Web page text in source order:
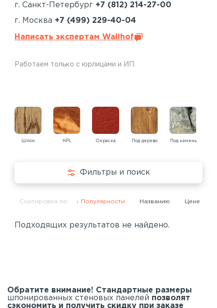
г. Санкт-Петербург +7 (812) 214-27-00
г. Москва +7 (499) 229-40-04
Написать экспертам Wallhof
Работаем только с юрлицами и ИП.
Шпон HPL Окраска Под дерево Под камень
Фильтры и поиск
Сортировка по: Популярности Названию Цене
Подходящих результатов не найдено.
Обратите внимание! Стандартные размеры
шпонированных стеновых панелей позволят
сэкономить и получить скидку при заказе